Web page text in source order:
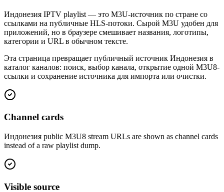
Индонезия IPTV playlist — это M3U-источник по стране со
ссылками на публичные HLS-потоки. Сырой M3U удобен для
приложений, но в браузере смешивает названия, логотипы,
категории и URL в обычном тексте.
Эта страница превращает публичный источник Индонезия в
каталог каналов: поиск, выбор канала, открытие одной M3U8-
ссылки и сохранение источника для импорта или очистки.
Channel cards
Индонезия public M3U8 stream URLs are shown as channel cards
instead of a raw playlist dump.
Visible source